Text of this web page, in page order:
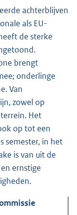
achterblijven
als EU-
de sterke
brengt
onderlinge
Van
zowel op
Het
op tot een
semester, in het
is van uit de
ernstige